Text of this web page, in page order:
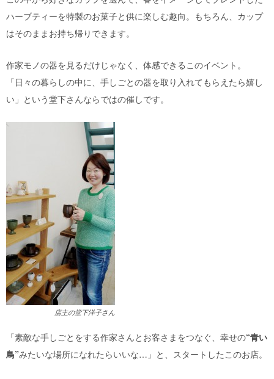
ハーブティーを特製のお菓子と供に楽しむ趣向。もちろん、カップ
はそのままお持ち帰りできます。
作家モノの器を見るだけじゃなく、体感できるこのイベント。
「日々の暮らしの中に、手しごとの器を取り入れてもらえたら嬉し
い」という堂下さんならではの催しです。
店主の堂下洋子さん
「素敵な手しごとをする作家さんとお客さまをつなぐ、幸せの“青い
鳥”みたいな場所になれたらいいな…」と、スタートしたこのお店。